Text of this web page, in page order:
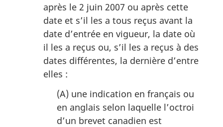
après le 2 juin 2007 ou après cette
date et s’il les a tous reçus avant la
date d’entrée en vigueur, la date où
il les a reçus ou, s’il les a reçus à des
dates différentes, la dernière d’entre
elles :
(A) une indication en français ou
en anglais selon laquelle l’octroi
d’un brevet canadien est